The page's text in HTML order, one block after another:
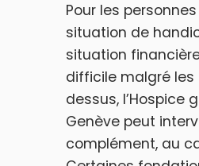
Pour les
situation de
situation
difficile malgré
dessus, l’Hospice
Genève peut
complément, au